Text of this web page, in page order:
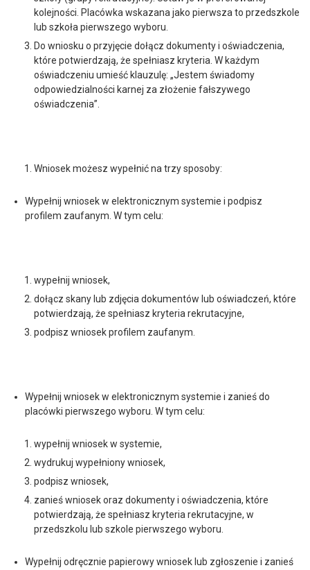
kolejności. Placówka wskazana jako pierwsza to przedszkole
lub szkoła pierwszego wyboru.
Do wniosku o przyjęcie dołącz dokumenty i oświadczenia,
które potwierdzają, że spełniasz kryteria. W każdym
oświadczeniu umieść klauzulę: „Jestem świadomy
odpowiedzialności karnej za złożenie fałszywego
oświadczenia”.
Wniosek możesz wypełnić na trzy sposoby:
Wypełnij wniosek w elektronicznym systemie i podpisz
profilem zaufanym. W tym celu:
wypełnij wniosek,
dołącz skany lub zdjęcia dokumentów lub oświadczeń, które
potwierdzają, że spełniasz kryteria rekrutacyjne,
podpisz wniosek profilem zaufanym.
Wypełnij wniosek w elektronicznym systemie i zanieś do
placówki pierwszego wyboru. W tym celu:
wypełnij wniosek w systemie,
wydrukuj wypełniony wniosek,
podpisz wniosek,
zanieś wniosek oraz dokumenty i oświadczenia, które
potwierdzają, że spełniasz kryteria rekrutacyjne, w
przedszkolu lub szkole pierwszego wyboru.
Wypełnij odręcznie papierowy wniosek lub zgłoszenie i zanieś